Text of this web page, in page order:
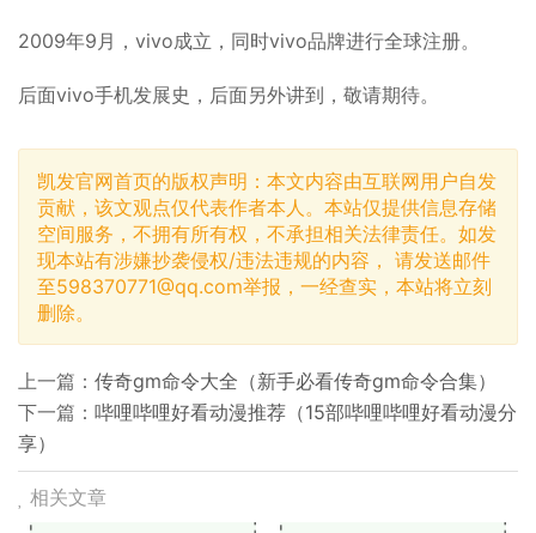
2009年9月，vivo成立，同时vivo品牌进行全球注册。
后面vivo手机发展史，后面另外讲到，敬请期待。
凯发官网首页的版权声明：本文内容由互联网用户自发
贡献，该文观点仅代表作者本人。本站仅提供信息存储
空间服务，不拥有所有权，不承担相关法律责任。如发
现本站有涉嫌抄袭侵权/违法违规的内容， 请发送邮件
至598370771@qq.com举报，一经查实，本站将立刻
删除。
上一篇： 传奇gm命令大全（新手必看传奇gm命令合集）
下一篇： 哔哩哔哩好看动漫推荐（15部哔哩哔哩好看动漫分
享）
相关文章